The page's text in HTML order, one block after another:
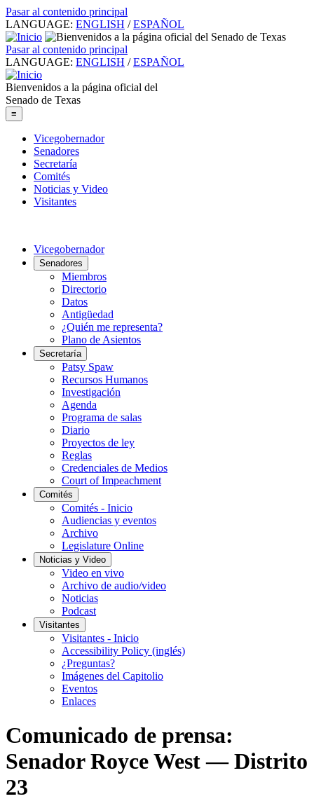
Pasar al contenido principal
LANGUAGE: ENGLISH / ESPAÑOL
Pasar al contenido principal
LANGUAGE: ENGLISH / ESPAÑOL
Bienvenidos a la página oficial del
Senado de Texas
≡
Vicegobernador
Senadores
Secretaría
Comités
Noticias y Video
Visitantes
Vicegobernador
Senadores
Miembros
Directorio
Datos
Antigüedad
¿Quién me representa?
Plano de Asientos
Secretaría
Patsy Spaw
Recursos Humanos
Investigación
Agenda
Programa de salas
Diario
Proyectos de ley
Reglas
Credenciales de Medios
Court of Impeachment
Comités
Comités - Inicio
Audiencias y eventos
Archivo
Legislature Online
Noticias y Video
Video en vivo
Archivo de audio/video
Noticias
Podcast
Visitantes
Visitantes - Inicio
Accessibility Policy (inglés)
¿Preguntas?
Imágenes del Capitolio
Eventos
Enlaces
Comunicado de prensa:
Senador Royce West — Distrito
23